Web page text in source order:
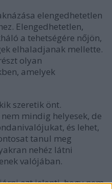
elengedhetetlen
Elengedhetetlen,
a tehetségére nőjön,
elhaladjanak mellette.
olyan
amelyek
szeretik önt.
mindig helyesek, de
és lehet,
tanul meg
nehéz látni
valójában.
azt jelenti, hogy nem